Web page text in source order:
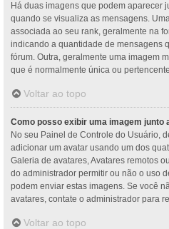
Há duas imagens que podem aparecer
quando se visualiza as mensagens.
associada ao seu rank, geralmente na
indicando a quantidade de mensagens
fórum. Outra, geralmente uma imagem
que é normalmente única ou
Voltar ao topo
Como posso exibir uma imagem junto
No seu Painel de Controle do Usuário,
adicionar um avatar usando um dos
Galeria de avatares, Avatares remotos
do administrador permitir ou não o uso
podem enviar estas imagens. Se você
avatares, contate o administrador para
Voltar ao topo